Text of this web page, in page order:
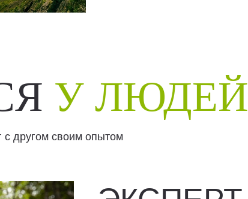
У ЛЮДЕЙ
с другом своим опытом